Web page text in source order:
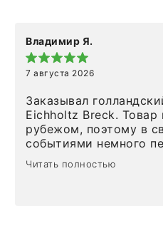
Владимир Я.
7 августа 2026
Заказывал
Eichholtz Breck. Товар
рубежом, поэтому в
событиями немного
Но homeadore
определенное в
Читать полностью